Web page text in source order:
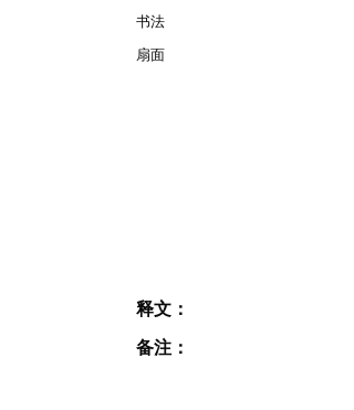
书法
扇面
释文：
备注：